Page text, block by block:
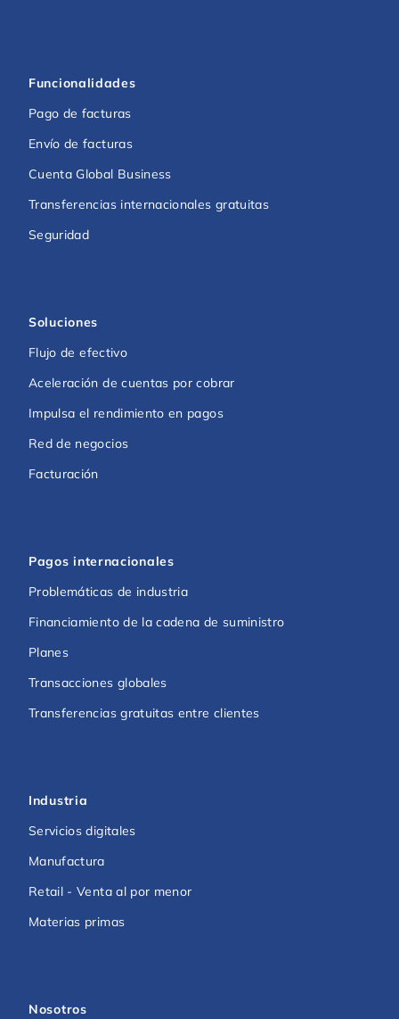
Funcionalidades
Pago de facturas
Envío de facturas
Cuenta Global Business
Transferencias internacionales gratuitas
Seguridad
Soluciones
Flujo de efectivo
Aceleración de cuentas por cobrar
Impulsa el rendimiento en pagos
Red de negocios
Facturación
Pagos internacionales
Problemáticas de industria
Financiamiento de la cadena de suministro
Planes
Transacciones globales
Transferencias gratuitas entre clientes
Industria
Servicios digitales
Manufactura
Retail - Venta al por menor
Materias primas
Nosotros